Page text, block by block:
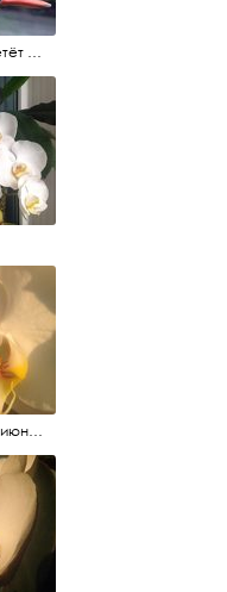
#цветокцветёт #flowers
#цветы #11июня2017 #5утра #белыеночи